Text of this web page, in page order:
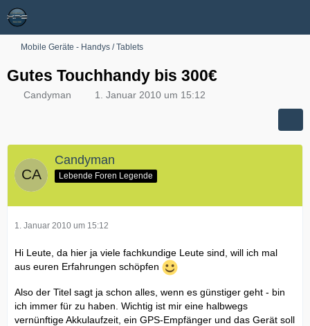
Mobile Geräte - Handys / Tablets
Gutes Touchhandy bis 300€
Candyman 1. Januar 2010 um 15:12
Candyman
Lebende Foren Legende
1. Januar 2010 um 15:12
Hi Leute, da hier ja viele fachkundige Leute sind, will ich mal
aus euren Erfahrungen schöpfen
Also der Titel sagt ja schon alles, wenn es günstiger geht - bin
ich immer für zu haben. Wichtig ist mir eine halbwegs
vernünftige Akkulaufzeit, ein GPS-Empfänger und das Gerät soll